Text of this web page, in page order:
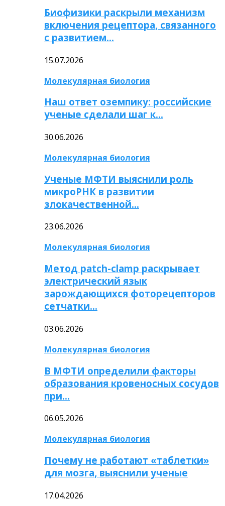
Биофизики раскрыли механизм
включения рецептора, связанного
с развитием…
15.07.2026
Молекулярная биология
Наш ответ оземпику: российские
ученые сделали шаг к…
30.06.2026
Молекулярная биология
Ученые МФТИ выяснили роль
микроРНК в развитии
злокачественной…
23.06.2026
Молекулярная биология
Метод patch-clamp раскрывает
электрический язык
зарождающихся фоторецепторов
сетчатки…
03.06.2026
Молекулярная биология
В МФТИ определили факторы
образования кровеносных сосудов
при…
06.05.2026
Молекулярная биология
Почему не работают «таблетки»
для мозга, выяснили ученые
17.04.2026